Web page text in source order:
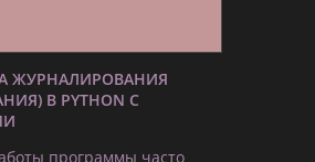
ЖУРНАЛИРОВАНИЯ
В PYTHON С
программы часто